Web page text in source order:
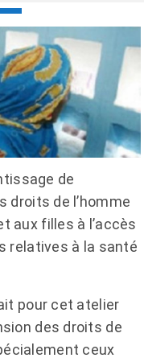
de
droits de l’homme
aux filles à l’accès
relatives à la santé
pour cet atelier
des droits de
ceux